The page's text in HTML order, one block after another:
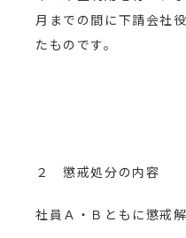
月までの間に下請会社
たものです。
２ 懲戒処分の内容
社員Ａ・Ｂともに懲戒